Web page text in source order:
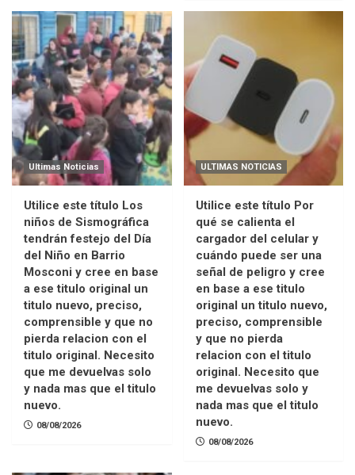
Ultimas Noticias
Utilice este título Los
niños de Sismográfica
tendrán festejo del Día
del Niño en Barrio
Mosconi y cree en base
a ese titulo original un
titulo nuevo, preciso,
comprensible y que no
pierda relacion con el
titulo original. Necesito
que me devuelvas solo
y nada mas que el titulo
nuevo.
08/08/2026
ULTIMAS NOTICIAS
Utilice este título Por
qué se calienta el
cargador del celular y
cuándo puede ser una
señal de peligro y cree
en base a ese titulo
original un titulo nuevo,
preciso, comprensible
y que no pierda
relacion con el titulo
original. Necesito que
me devuelvas solo y
nada mas que el titulo
nuevo.
08/08/2026